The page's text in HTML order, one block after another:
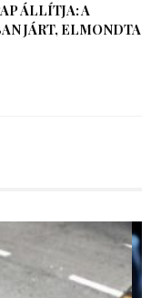
ÁLLÍTJA: A
JÁRT, ELMONDTA